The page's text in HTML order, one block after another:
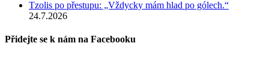
Tzolis po přestupu: „Vždycky mám hlad po gólech.“
24.7.2026
Přidejte se k nám na Facebooku